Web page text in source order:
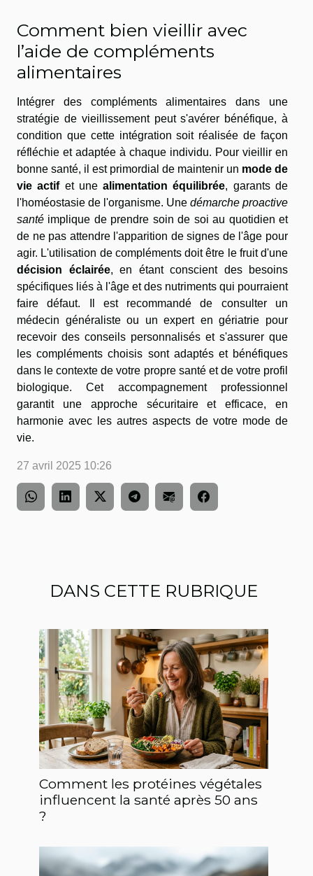
Comment bien vieillir avec
l’aide de compléments
alimentaires
Intégrer des compléments alimentaires dans une
stratégie de vieillissement peut s'avérer bénéfique, à
condition que cette intégration soit réalisée de façon
réfléchie et adaptée à chaque individu. Pour vieillir en
bonne santé, il est primordial de maintenir un mode de
vie actifet unealimentation équilibrée, garants de
l'homéostasie de l'organisme. Une démarche proactive
santé implique de prendre soin de soi au quotidien et
de ne pas attendre l'apparition de signes de l'âge pour
agir. L'utilisation de compléments doit être le fruit d'une
décision éclairée, en étant conscient des besoins
spécifiques liés à l'âge et des nutriments qui pourraient
faire défaut. Il est recommandé de consulter un
médecin généraliste ou un expert en gériatrie pour
recevoir des conseils personnalisés et s'assurer que
les compléments choisis sont adaptés et bénéfiques
dans le contexte de votre propre santé et de votre profil
biologique. Cet accompagnement professionnel
garantit une approche sécuritaire et efficace, en
harmonie avec les autres aspects de votre mode de
vie.
27 avril 2025 10:26
DANS CETTE RUBRIQUE
Comment les protéines végétales
influencent la santé après 50 ans
?